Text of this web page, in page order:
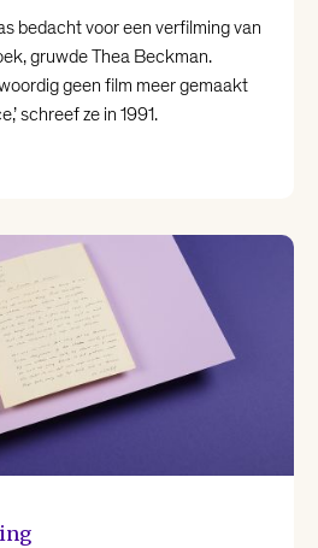
bedacht voor een verfilming van
gruwde Thea Beckman.
geen film meer gemaakt
schreef ze in 1991.